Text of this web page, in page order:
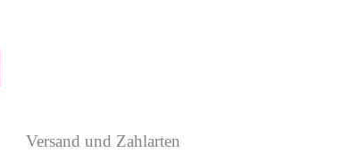
Versand und Zahlarten